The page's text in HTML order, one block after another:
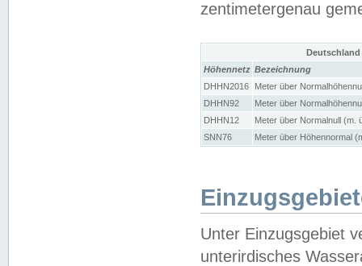
zentimetergenau
Höhennetz Bezeichnung
DHHN2016
Meter über
DHHN92
Meter über
DHHN12
Meter über Normalnull (m.
SNN76
Meter über Höhennormal
Unter Einzugsgebiet
unterirdisches